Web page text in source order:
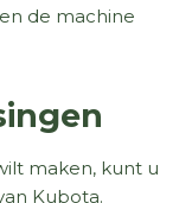
de machine
maken, kunt u
Kubota.